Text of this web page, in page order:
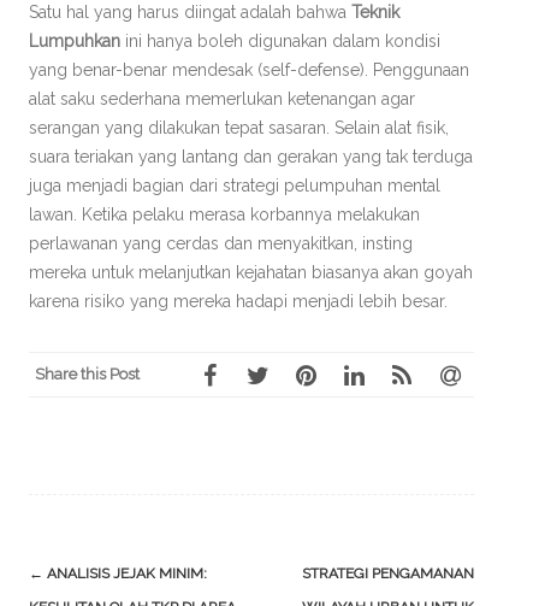
Satu hal yang harus diingat adalah bahwa Teknik
Lumpuhkan ini hanya boleh digunakan dalam kondisi
yang benar-benar mendesak (self-defense). Penggunaan
alat saku sederhana memerlukan ketenangan agar
serangan yang dilakukan tepat sasaran. Selain alat fisik,
suara teriakan yang lantang dan gerakan yang tak terduga
juga menjadi bagian dari strategi pelumpuhan mental
lawan. Ketika pelaku merasa korbannya melakukan
perlawanan yang cerdas dan menyakitkan, insting
mereka untuk melanjutkan kejahatan biasanya akan goyah
karena risiko yang mereka hadapi menjadi lebih besar.
Share this Post
Post
← ANALISIS JEJAK MINIM:
STRATEGI PENGAMANAN